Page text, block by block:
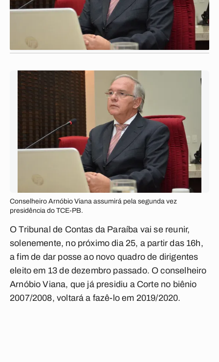
Conselheiro Arnóbio Viana assumirá pela segunda vez
presidência do TCE-PB.
O Tribunal de Contas da Paraíba vai se reunir,
solenemente, no próximo dia 25, a partir das 16h,
a fim de dar posse ao novo quadro de dirigentes
eleito em 13 de dezembro passado. O conselheiro
Arnóbio Viana, que já presidiu a Corte no biênio
2007/2008, voltará a fazê-lo em 2019/2020.